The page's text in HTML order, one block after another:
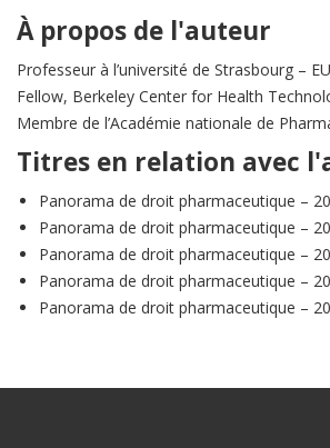
À propos de l'auteur
Professeur à l’université de Strasbourg –
Fellow, Berkeley Center for Health
Membre de l’Académie nationale de
Titres en relation avec
Panorama de droit pharmaceutique –
Panorama de droit pharmaceutique –
Panorama de droit pharmaceutique –
Panorama de droit pharmaceutique –
Panorama de droit pharmaceutique –